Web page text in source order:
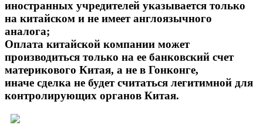
иностранных учредителей указывается только
на китайском и не имеет англоязычного
аналога;
Оплата китайской компании может
производиться только на ее банковский счет
материкового Китая, а не в Гонконге,
иначе сделка не будет считаться легитимной для
контролирующих органов Китая.